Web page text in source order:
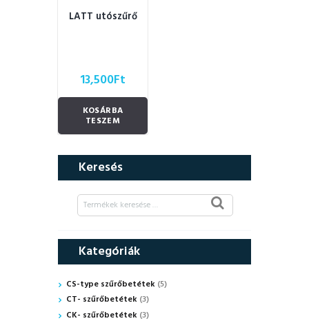
LATT utószűrő
13,500Ft
KOSÁRBA
TESZEM
Keresés
Kategóriák
CS-type szűrőbetétek (5)
CT- szűrőbetétek (3)
CK- szűrőbetétek (3)